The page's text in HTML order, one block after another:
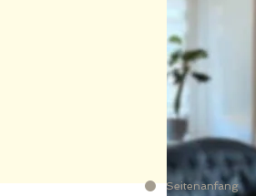
Seitenanfang